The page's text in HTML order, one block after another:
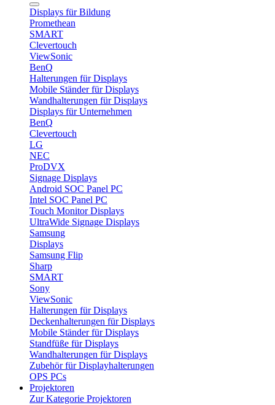
Displays für Bildung
Promethean
SMART
Clevertouch
ViewSonic
BenQ
Halterungen für Displays
Mobile Ständer für Displays
Wandhalterungen für Displays
Displays für Unternehmen
BenQ
Clevertouch
LG
NEC
ProDVX
Signage Displays
Android SOC Panel PC
Intel SOC Panel PC
Touch Monitor Displays
UltraWide Signage Displays
Samsung
Displays
Samsung Flip
Sharp
SMART
Sony
ViewSonic
Halterungen für Displays
Deckenhalterungen für Displays
Mobile Ständer für Displays
Standfüße für Displays
Wandhalterungen für Displays
Zubehör für Displayhalterungen
OPS PCs
Projektoren
Zur Kategorie Projektoren